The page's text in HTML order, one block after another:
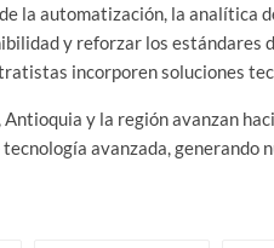
la automatización, la analítica
y reforzar los estándares
incorporen soluciones
y la región avanzan
avanzada, generando